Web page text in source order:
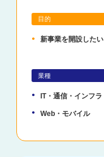
目的
新事業を開設したい
業種
IT・通信・インフラ
Web・モバイル